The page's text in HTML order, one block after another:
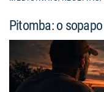
Pitomba: o